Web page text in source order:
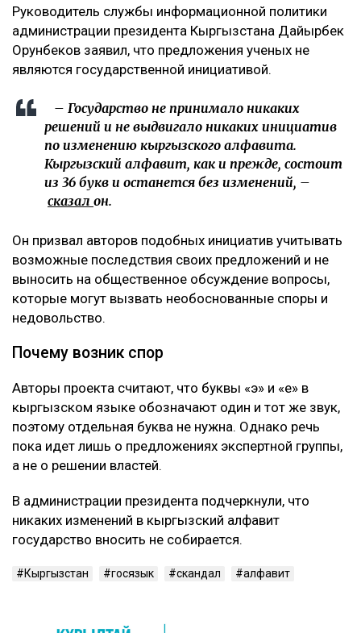
Руководитель службы информационной политики
администрации президента Кыргызстана Дайырбек
Орунбеков заявил, что предложения ученых не
являются государственной инициативой.
– Государство не принимало никаких
решений и не выдвигало никаких инициатив
по изменению кыргызского алфавита.
Кыргызский алфавит, как и прежде, состоит
из 36 букв и останется без изменений, –
сказал он.
Он призвал авторов подобных инициатив учитывать
возможные последствия своих предложений и не
выносить на общественное обсуждение вопросы,
которые могут вызвать необоснованные споры и
недовольство.
Почему возник спор
Авторы проекта считают, что буквы «э» и «е» в
кыргызском языке обозначают один и тот же звук,
поэтому отдельная буква не нужна. Однако речь
пока идет лишь о предложениях экспертной группы,
а не о решении властей.
В администрации президента подчеркнули, что
никаких изменений в кыргызский алфавит
государство вносить не собирается.
Кыргызстан госязык скандал алфавит